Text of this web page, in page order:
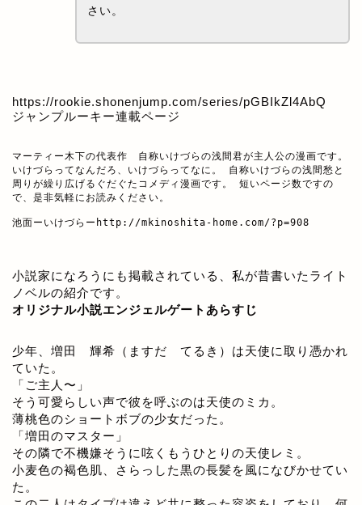
さい。
https://rookie.shonenjump.com/series/pGBIkZl4AbQ
ジャンプルーキー連載ページ
マーティー木下の代表作　自称いけづらの浅間君が主人公の漫画です。
いけづらってなんだろ、いけづらってなに。 自称いけづらの浅間愁と
周りが繰り広げるぐだぐたコメディ漫画です。 短いページ数ですの
で、是非気軽にお読みください。
池面ーいけづらー http://mkinoshita-home.com/?p=908
小説家になろうにも掲載されている、私が昔書いたライト
ノベルの紹介です。
オリジナル小説エンジェルゲートあらすじ
少年、増田 輝希（ますだ てるき）は天使に取り憑かれ
ていた。
「ご主人〜」
そう可愛らしい声で彼を呼ぶのは天使のミカ。
薄桃色のショートボブの少女だった。
「増田のマスター」
その隣で不機嫌そうに呟くもうひとりの天使レミ。
小麦色の褐色肌、さらっした黒の長髪を風になびかせてい
た。